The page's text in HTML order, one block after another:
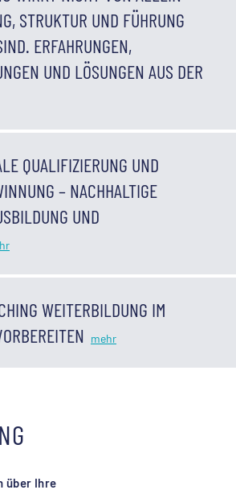
STRUKTUR UND FÜHRUNG
ERFAHRUNGEN,
UND LÖSUNGEN AUS DER
QUALIFIZIERUNG UND
– NACHHALTIGE
UND
WEITERBILDUNG IM
über Ihre